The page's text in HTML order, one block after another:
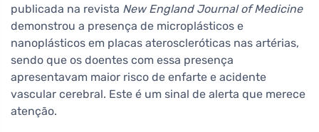
publicada na revista New England Journal of Medicine
demonstrou a presença de microplásticos e
nanoplásticos em placas ateroscleróticas nas artérias,
sendo que os doentes com essa presença
apresentavam maior risco de enfarte e acidente
vascular cerebral. Este é um sinal de alerta que merece
atenção.